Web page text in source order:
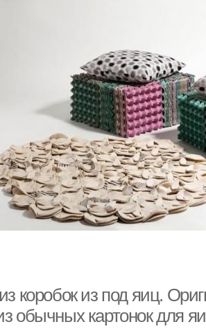
коробок из под яиц.
обычных картонок для